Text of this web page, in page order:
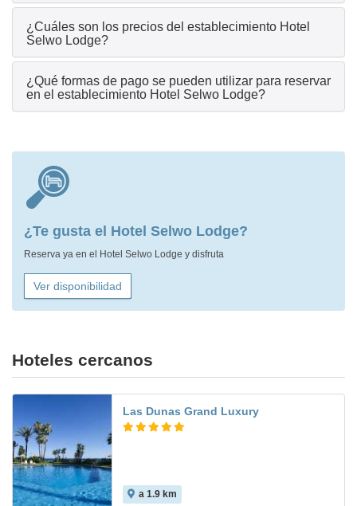
¿Cuáles son los precios del establecimiento Hotel
Selwo Lodge?
¿Qué formas de pago se pueden utilizar para reservar
en el establecimiento Hotel Selwo Lodge?
¿Te gusta el Hotel Selwo Lodge?
Reserva ya en el Hotel Selwo Lodge y disfruta
Ver disponibilidad
Hoteles cercanos
Las Dunas Grand Luxury
a 1.9 km